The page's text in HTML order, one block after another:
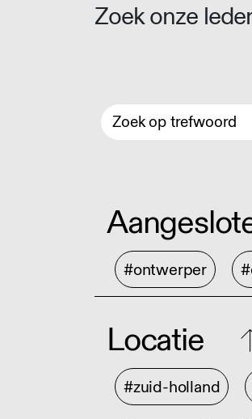
Zoek onze
#ontwerper
Locatie
#zuid-holland